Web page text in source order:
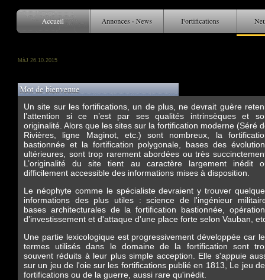
Un site sur les fortifications, un de plus, ne devrait guère
l’attention si ce n’est par ses qualités intrinsèques et
originalité. Alors que les sites sur la fortification moderne (Séré
Rivières, ligne Maginot, etc.) sont nombreux, la
bastionnée et la fortification polygonale, bases des
ultérieures, sont trop rarement abordées ou très
L’originalité du site tient au caractère largement inédit
difficilement accessible des informations mises à disposition.
Le néophyte comme le spécialiste devraient y trouver
informations des plus utiles : science de l'ingénieur
bases architecturales de la fortification bastionnée,
d'investissement et d'attaque d'une place forte selon Vauban,
Une partie lexicologique est progressivement développée car
termes utilisés dans le domaine de la fortification sont
souvent réduits à leur plus simple acception. Elle s'appuie
sur un jeu de l'oie sur les fortifications publié en 1813, Le jeu
fortifications ou de la guerre, aussi rare qu'inédit.
MàJ 26.10.2015